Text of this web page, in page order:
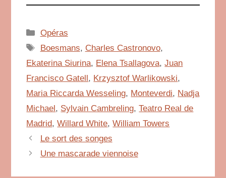
Catégories
Opéras
Étiquettes
Boesmans, Charles Castronovo,
Ekaterina Siurina, Elena Tsallagova,Juan
Francisco Gatell, Krzysztof Warlikowski,
Maria Riccarda Wesseling, Monteverdi, Nadja
Michael, Sylvain Cambreling,Teatro Real de
Madrid,Willard White,William Towers
Le sort des songes
Une mascarade viennoise